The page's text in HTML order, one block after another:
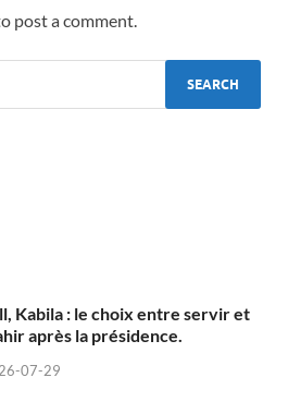
post a comment.
Kabila : le choix entre servir et
après la présidence.
07-29